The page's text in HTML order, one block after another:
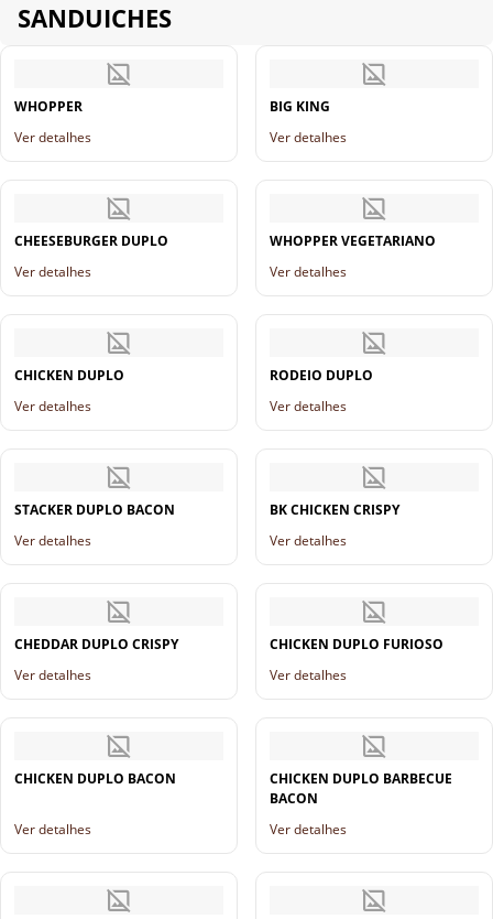
SANDUICHES
WHOPPER
Ver detalhes
BIG KING
Ver detalhes
CHEESEBURGER DUPLO
Ver detalhes
WHOPPER VEGETARIANO
Ver detalhes
CHICKEN DUPLO
Ver detalhes
RODEIO DUPLO
Ver detalhes
STACKER DUPLO BACON
Ver detalhes
BK CHICKEN CRISPY
Ver detalhes
CHEDDAR DUPLO CRISPY
Ver detalhes
CHICKEN DUPLO FURIOSO
Ver detalhes
CHICKEN DUPLO BACON
Ver detalhes
CHICKEN DUPLO BARBECUE
BACON
Ver detalhes